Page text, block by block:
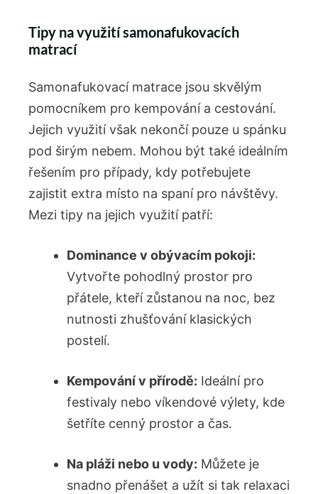
Tipy na využití samonafukovacích
matrací
Samonafukovací matrace jsou skvělým
pomocníkem pro kempování a cestování.
Jejich využití však nekončí pouze u spánku
pod širým nebem. Mohou být také ideálním
řešením pro případy, kdy potřebujete
zajistit extra místo na spaní pro návštěvy.
Mezi tipy na jejich využití patří:
Dominance v obývacím pokoji:
Vytvořte pohodlný prostor pro
přátele, kteří zůstanou na noc, bez
nutnosti zhušťování klasických
postelí.
Kempování v přírodě: Ideální pro
festivaly nebo víkendové výlety, kde
šetříte cenný prostor a čas.
Na pláži nebo u vody: Můžete je
snadno přenášet a užít si tak relaxaci